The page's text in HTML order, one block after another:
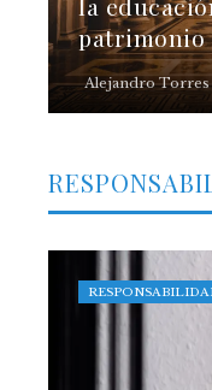
Alejandro Torres